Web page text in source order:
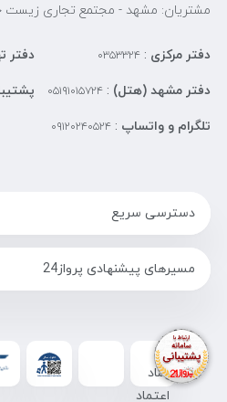
مشتریان: مشهد - مجتمع تجاری زیست
دفتر مرکزی : ۰۳۵۳۳۲۴ دفتر
دفتر مشهد (هتل) : ۰۵۱۹۱۰۱۵۷۲۴
تلگرام و واتساپ : ۰۹۱۲۰۲۴۰۵۲۴
دسترسی سریع
مسیرهای پیشنهادی پرواز24